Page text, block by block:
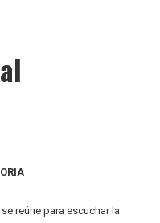
reúne para escuchar la